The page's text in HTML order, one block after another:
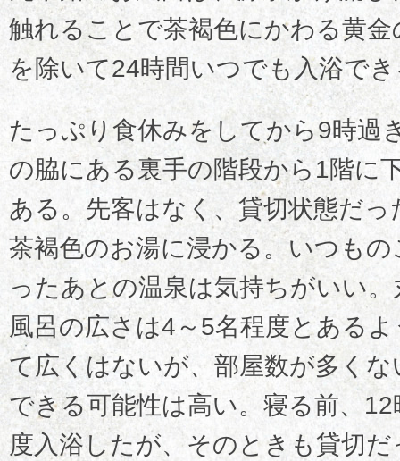
触れることで茶褐色にかわる黄
を除いて24時間いつでも入浴で
たっぷり食休みをしてから9時過
の脇にある裏手の階段から1階に
ある。先客はなく、貸切状態だ
茶褐色のお湯に浸かる。いつも
ったあとの温泉は気持ちがいい
風呂の広さは4～5名程度とある
て広くはないが、部屋数が多く
できる可能性は高い。寝る前、
度入浴したが、そのときも貸切だ